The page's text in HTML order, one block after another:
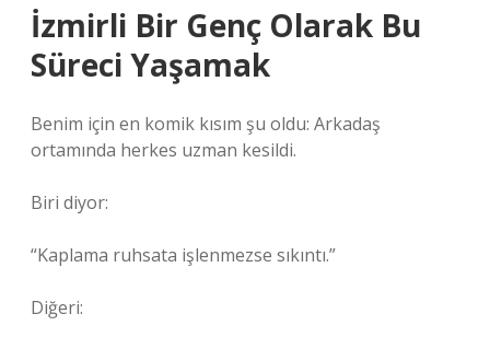
İzmirli Bir Genç Olarak Bu
Süreci Yaşamak
Benim için en komik kısım şu oldu: Arkadaş
ortamında herkes uzman kesildi.
Biri diyor:
“Kaplama ruhsata işlenmezse sıkıntı.”
Diğeri: